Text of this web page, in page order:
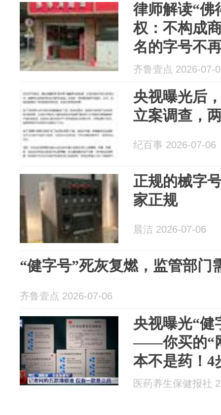
律师解读“佛
权：不构成
名的字号不
齐鲁壹点 2026-07-
央视曝光后
立案调查，
纪百事 2026-07-06
正规的械字
家正规
晨洁 2026-07-06
“健字号”死灰复燃，监管部门
齐鲁壹点 2026-07-06
央视曝光“健
——你买的“
本不是药！4
医药养生保健报社